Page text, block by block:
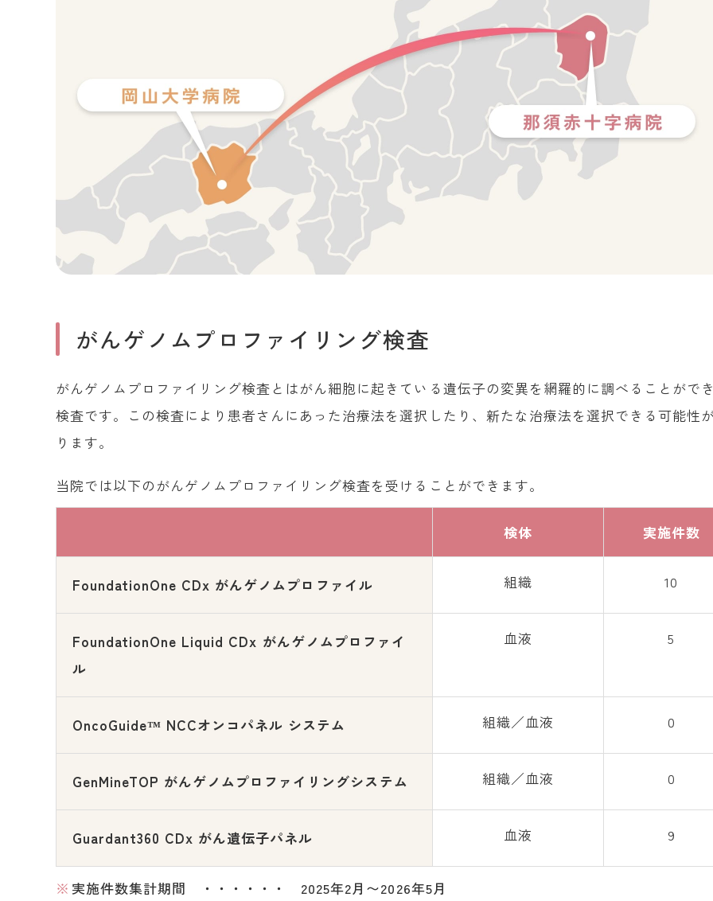
がんゲノムプロファイリング検査
がんゲノムプロファイリング検査とはがん細胞に起きている遺伝子の変異を網羅的に調べることがで
検査です。この検査により患者さんにあった治療法を選択したり、新たな治療法を選択できる可能性
ります。
当院では以下のがんゲノムプロファイリング検査を受けることができます。
検体 実施件数
FoundationOne CDx がんゲノムプロファイル 組織 10
FoundationOne Liquid CDx がんゲノムプロファイ
ル
血液 5
OncoGuide™ NCCオンコパネル システム 組織／血液 0
GenMineTOP がんゲノムプロファイリングシステム 組織／血液 0
Guardant360 CDx がん遺伝子パネル 血液 9
実施件数集計期間 ・・・・・・ 2025年2月〜2026年5月